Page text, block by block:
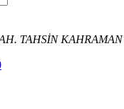
TAHSİN